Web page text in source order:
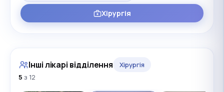
Хірургія
Інші лікарі відділення
Хірургія
5 з 12